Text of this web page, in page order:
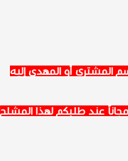
المشتري أو المهدى إليه
عند طلبكم لهذا المشلح